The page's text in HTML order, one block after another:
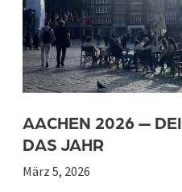
AACHEN 2026 —
DAS JAHR
März 5, 2026